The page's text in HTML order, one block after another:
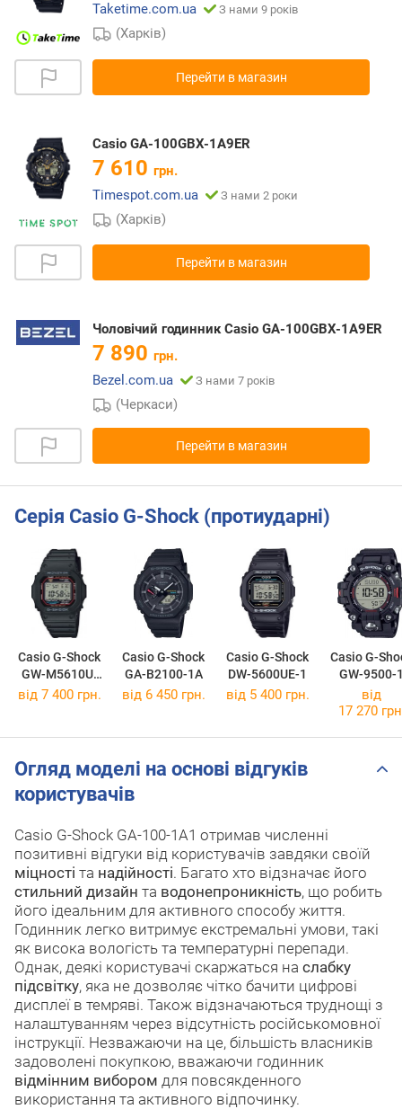
Taketime.com.ua
З нами 9 років
(Харків)
Перейти в магазин
Casio GA-100GBX-1A9ER
7 610 грн.
Timespot.com.ua
З нами 2 роки
(Харків)
Перейти в магазин
Чоловічий годинник Casio GA-100GBX-1A9ER
7 890 грн.
Bezel.com.ua
З нами 7 років
(Черкаси)
Перейти в магазин
Серія Casio G-Shock (протиударні)
Casio G-Shock
GW-M5610U-
1E
Casio G-Shock
GA-B2100-1A
Casio G-Shock
DW-5600UE-1
Casio G-
GW-9500-
від 7 400 грн. від 6 450 грн. від 5 400 грн.
від
17 270
Огляд моделі на основі відгуків
користувачів
Casio G-Shock GA-100-1A1 отримав численні
позитивні відгуки від користувачів завдяки своїй
міцності та надійності. Багато хто відзначає його
стильний дизайн та водонепроникність, що робить
його ідеальним для активного способу життя.
Годинник легко витримує екстремальні умови, такі
як висока вологість та температурні перепади.
Однак, деякі користувачі скаржаться на слабку
підсвітку, яка не дозволяє чітко бачити цифрові
дисплеї в темряві. Також відзначаються труднощі з
налаштуванням через відсутність російськомовної
інструкції. Незважаючи на це, більшість власників
задоволені покупкою, вважаючи годинник
відмінним вибором для повсякденного
використання та активного відпочинку.